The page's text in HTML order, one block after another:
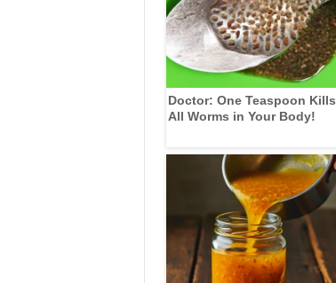
Doctor: One Teaspoon Kills
All Worms in Your Body!